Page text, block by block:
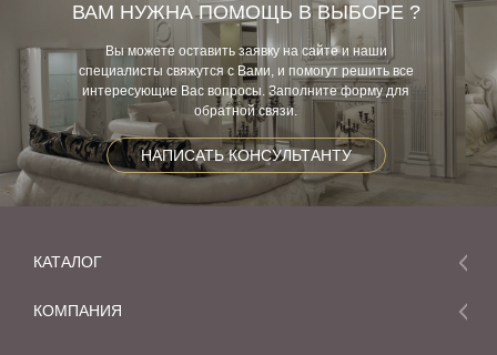
ВАМ НУЖНА ПОМОЩЬ В ВЫБОРЕ ?
Вы можете оставить заявку на сайте и наши
специалисты свяжутся с Вами, и помогут решить все
интересующие Вас вопросы. Заполните форму для
обратной связи.
НАПИСАТЬ КОНСУЛЬТАНТУ
КАТАЛОГ
Мебель
КОМПАНИЯ